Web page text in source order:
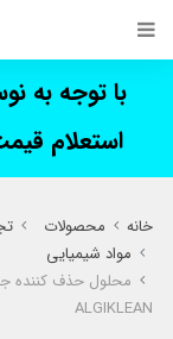
با توجه به
استعلام
خانه محصولات
مواد شیمیایی
ALGIKLEAN